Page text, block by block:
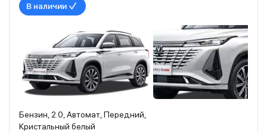
В наличии
Бензин, 2.0, Автомат, Передний,
Кристальный белый